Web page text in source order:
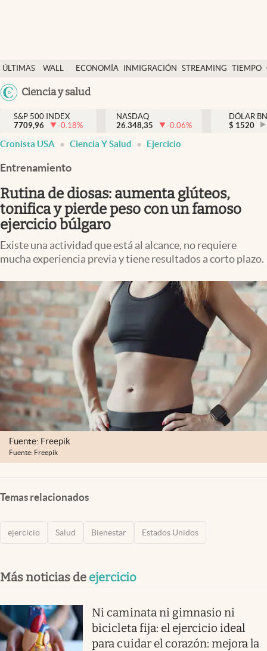
ÚLTIMAS
NOTICIAS
WALL
DÓLAR
ECONOMÍA INMIGRACIÓN STREAMING TIEMPO
México
Ciencia y salud
Finanzas y economía
Wall Street y dólar
Inmigración
Espiritual
Streaming
PC y mobile
USA
S&P 500 INDEX
7709,96
-0.18%
NASDAQ
26.348,35
-0.06%
DÓLAR
$ 1520
Cronista USA Ciencia Y Salud Ejercicio
Entrenamiento
Rutina de diosas: aumenta glúteos,
tonifica y pierde peso con un famoso
ejercicio búlgaro
Existe una actividad que está al alcance, no requiere
mucha experiencia previa y tiene resultados a corto plazo.
Fuente: Freepik
Fuente: Freepik
Temas relacionados
ejercicio Salud Bienestar Estados Unidos
Más noticias de ejercicio
Ni caminata ni gimnasio ni
bicicleta fija: el ejercicio ideal
para cuidar el corazón: mejora la